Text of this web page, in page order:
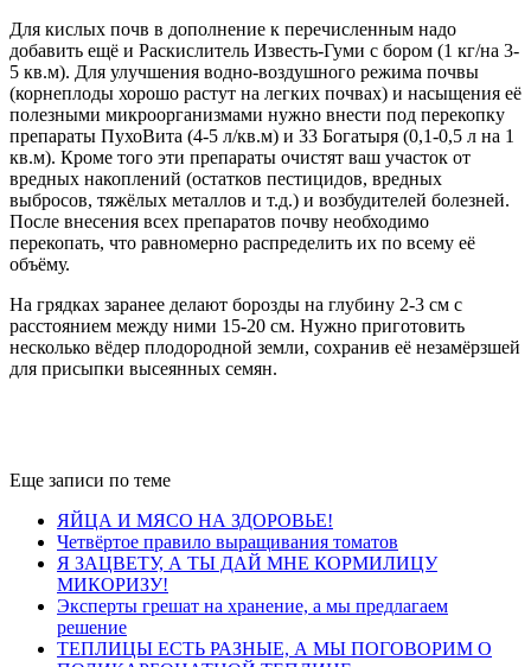
Для кислых почв в дополнение к перечисленным надо
добавить ещё и Раскислитель Известь-Гуми с бором (1 кг/на 3-
5 кв.м). Для улучшения водно-воздушного режима почвы
(корнеплоды хорошо растут на легких почвах) и насыщения её
полезными микроорганизмами нужно внести под перекопку
препараты ПухоВита (4-5 л/кв.м) и 33 Богатыря (0,1-0,5 л на 1
кв.м). Кроме того эти препараты очистят ваш участок от
вредных накоплений (остатков пестицидов, вредных
выбросов, тяжёлых металлов и т.д.) и возбудителей болезней.
После внесения всех препаратов почву необходимо
перекопать, что равномерно распределить их по всему её
объёму.
На грядках заранее делают борозды на глубину 2-3 см с
расстоянием между ними 15-20 см. Нужно приготовить
несколько вёдер плодородной земли, сохранив её незамёрзшей
для присыпки высеянных семян.
Еще записи по теме
ЯЙЦА И МЯСО НА ЗДОРОВЬЕ!
Четвёртое правило выращивания томатов
Я ЗАЦВЕТУ, А ТЫ ДАЙ МНЕ КОРМИЛИЦУ
МИКОРИЗУ!
Эксперты грешат на хранение, а мы предлагаем
решение
ТЕПЛИЦЫ ЕСТЬ РАЗНЫЕ, А МЫ ПОГОВОРИМ О